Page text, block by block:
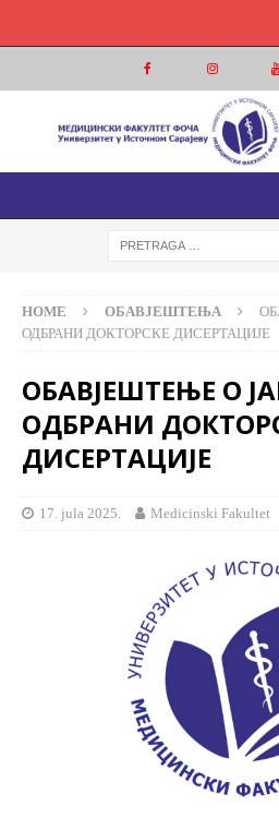
МЕДИЦИНСКИ
МЕДИЦИНСКИ ФАКУЛТЕТ
HOME ОБАВЈЕШТЕЊА
ОДБРАНИ ДОКТОРСКЕ ДИСЕРТАЦИЈЕ
ОБАВЈЕШТЕЊЕ О
ОДБРАНИ
ДИСЕРТАЦИЈЕ
17. jula 2025. Medicinski Fakultet